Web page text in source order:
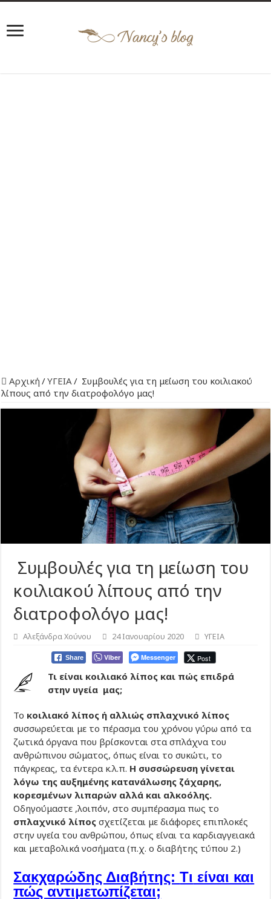
Αρχική /ΥΓΕΙΑ/ Συμβουλές για τη μείωση του κοιλιακού
λίπους από την διατροφολόγο μας!
Συμβουλές για τη μείωση του
κοιλιακού λίπους από την
διατροφολόγο μας!
Αλεξάνδρα Χούνου 24 Ιανουαρίου 2020 ΥΓΕΙΑ
Share Viber Messenger Post
Τι είναι κοιλιακό λίπος και πώς επιδρά
στην υγεία μας;
Το κοιλιακό λίπος ή αλλιώς σπλαχνικό λίπος
συσσωρεύεται με το πέρασμα του χρόνου γύρω από τα
ζωτικά όργανα που βρίσκονται στα σπλάχνα του
ανθρώπινου σώματος, όπως είναι το συκώτι, το
πάγκρεας, τα έντερα κ.λ.π. Η συσσώρευση γίνεται
λόγω της αυξημένης κατανάλωσης ζάχαρης,
κορεσμένων λιπαρών αλλά και αλκοόλης.
Οδηγούμαστε ,λοιπόν, στο συμπέρασμα πως το
σπλαχνικό λίπος σχετίζεται με διάφορες επιπλοκές
στην υγεία του ανθρώπου, όπως είναι τα καρδιαγγειακά
και μεταβολικά νοσήματα (π.χ. ο διαβήτης τύπου 2.)
Σακχαρώδης Διαβήτης:Τι είναι και
πώς αντιμετωπίζεται;